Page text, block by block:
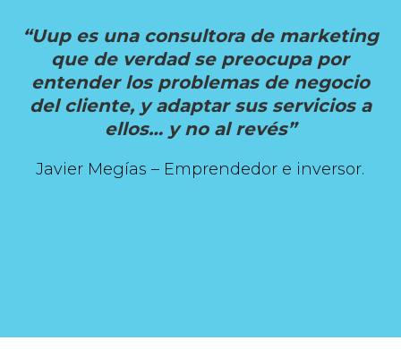
“Uup es una consultora de marketing
que de verdad se preocupa por
entender los problemas de negocio
del cliente, y adaptar sus servicios a
ellos… y no al revés”
Javier Megías – Emprendedor e inversor.